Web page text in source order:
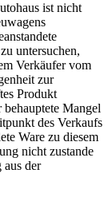
ist nicht
untersuchen,
Verkäufer vom
zur
Produkt
Mangel
des Verkaufs
Ware zu diesem
nicht zustande
der